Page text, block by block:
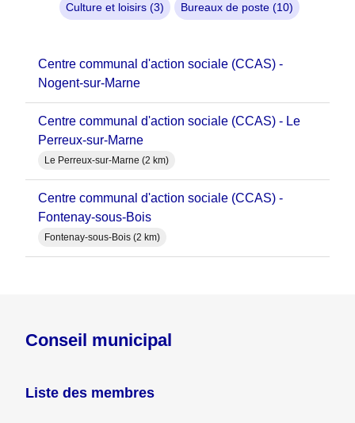
Culture et loisirs (3) Bureaux de poste (10)
Centre communal d'action sociale (CCAS) -
Nogent-sur-Marne
Centre communal d'action sociale (CCAS) - Le
Perreux-sur-Marne
Le Perreux-sur-Marne (2 km)
Centre communal d'action sociale (CCAS) -
Fontenay-sous-Bois
Fontenay-sous-Bois (2 km)
Conseil municipal
Liste des membres